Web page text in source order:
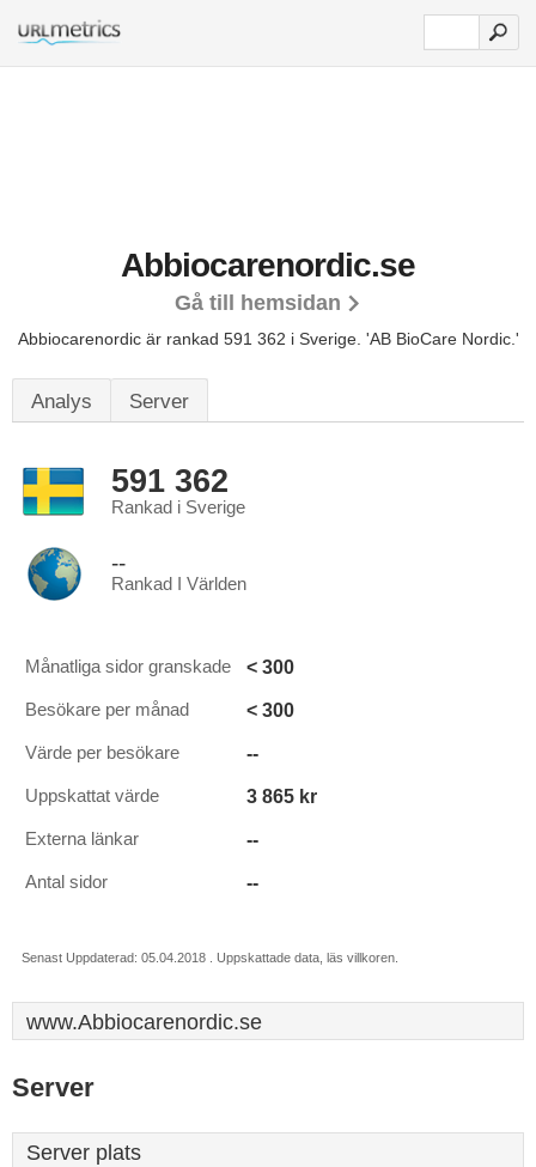
Abbiocarenordic.se
Gå till hemsidan
Abbiocarenordic är rankad 591 362 i Sverige. 'AB BioCare Nordic.'
Analys Server
591 362
Rankad i Sverige
--
Rankad I Världen
Månatliga sidor granskade < 300
Besökare per månad < 300
Värde per besökare --
Uppskattat värde 3 865 kr
Externa länkar --
Antal sidor --
Senast Uppdaterad: 05.04.2018 . Uppskattade data, läs villkoren.
www.Abbiocarenordic.se
Server
Server plats